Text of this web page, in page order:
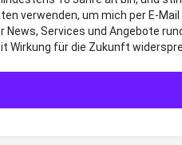
verwenden, um mich per E-
News, Services und Angebote
Wirkung für die Zukunft